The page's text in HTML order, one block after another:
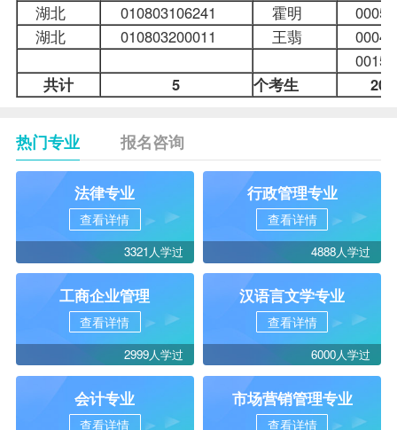
湖北
010803106241 霍明
湖北
010803200011 王翡
共计
5 个考生 20
热门专业 报名咨询
法律专业
查看详情
3321人学过
行政管理专业
查看详情
4888人学过
工商企业管理
查看详情
2999人学过
汉语言文学专业
查看详情
6000人学过
会计专业
查看详情
市场营销管理专业
查看详情